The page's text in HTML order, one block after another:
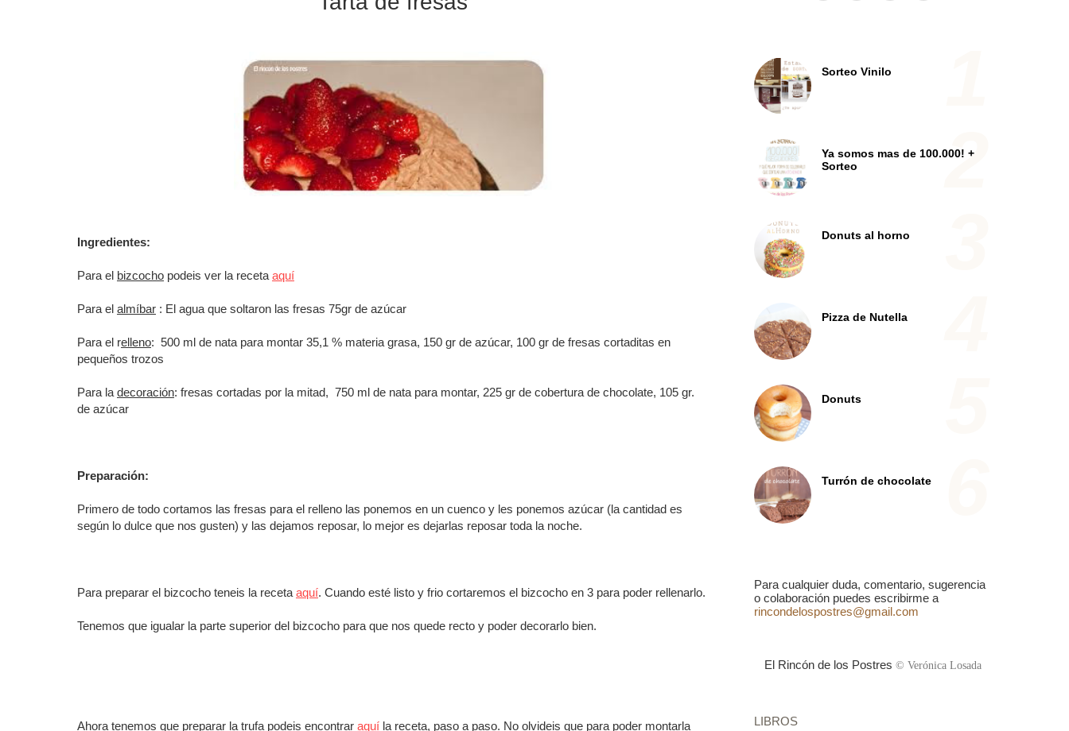
Ingredientes:
Para el bizcocho podeis ver la receta aquí
Para el almíbar : El agua que soltaron las fresas 75gr de azúcar
Para el relleno: 500 ml de nata para montar 35,1 % materia grasa, 150 gr de azúcar, 100 gr de fresas cortaditas en
pequeños trozos
Para la decoración: fresas cortadas por la mitad, 750 ml de nata para montar, 225 gr de cobertura de chocolate, 105 gr.
de azúcar
Preparación:
Primero de todo cortamos las fresas para el relleno las ponemos en un cuenco y les ponemos azúcar (la cantidad es
según lo dulce que nos gusten) y las dejamos reposar, lo mejor es dejarlas reposar toda la noche.
Para preparar el bizcocho teneis la receta aquí. Cuando esté listo y frio cortaremos el bizcocho en 3 para poder rellenarlo.
Tenemos que igualar la parte superior del bizcocho para que nos quede recto y poder decorarlo bien.
Ahora tenemos que preparar la trufa podeis encontrar aquí la receta, paso a paso. No olvideis que para poder montarla
Sorteo Vinilo
Ya somos mas de 100.000! +
Sorteo
Donuts al horno
Pizza de Nutella
Donuts
Turrón de chocolate
Para cualquier duda, comentario, sugerencia
o colaboración puedes escribirme a
rincondelospostres@gmail.com
El Rincón de los Postres © Verónica Losada
LIBROS